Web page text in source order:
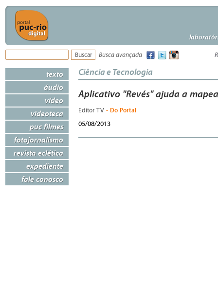
Busca avançada
texto
áudio
vídeo
videoteca
puc filmes
fotojornalismo
revista eclética
expediente
fale conosco
Ciência e Tecnologia
Aplicativo "Revés" ajuda a
Editor TV - Do Portal
05/08/2013